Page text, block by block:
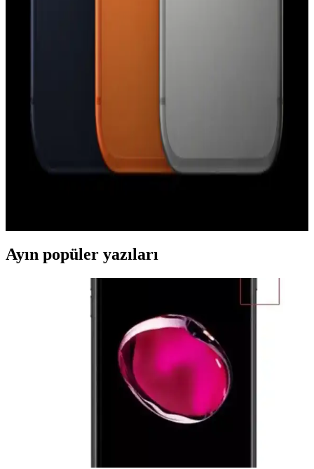
özelliği yalnızca AirTag 2 ile uyumludur. Orijinal AirTag, yeni U2
çipi ve kamera eksikliği nedeniyle desteklenmemektedir.
iPhone 17 Pro Kullanıcı Deneyimi ve Android'e Geri
Dönüş Nedenleri Üzerine Analiz
Ayın popüler yazıları